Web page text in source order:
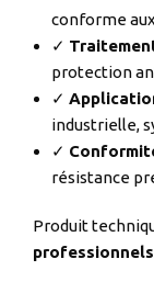
conforme
✓
protection
✓
industrielle,
✓
résistance
Produit